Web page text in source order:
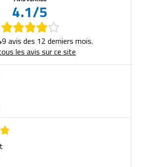
4.1/5
avis des 12 derniers mois.
les avis sur ce site